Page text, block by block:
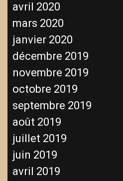
avril 2020
mars 2020
janvier 2020
décembre 2019
novembre 2019
octobre 2019
septembre 2019
août 2019
juillet 2019
juin 2019
avril 2019